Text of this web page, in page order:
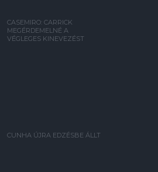
CASEMIRO: CARRICK
MEGÉRDEMELNÉ A
VÉGLEGES KINEVEZÉST
CUNHA ÚJRA EDZÉSBE ÁLLT